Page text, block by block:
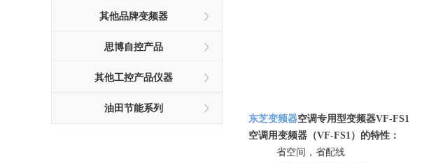
其他品牌变频器
思博自控产品
其他工控产品仪器
油田节能系列
东芝变频器空调专用型变频器VF-FS1
空调用变频器（VF-FS1）的特性：
省空间，省配线